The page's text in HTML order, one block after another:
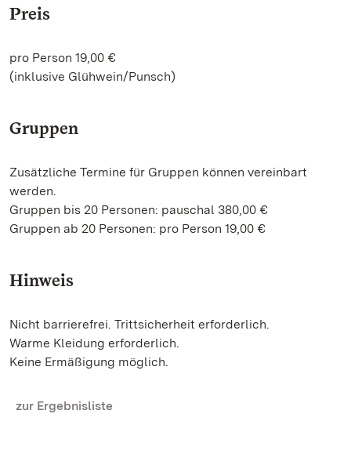
Preis
pro Person 19,00 €
(inklusive Glühwein/Punsch)
Gruppen
Zusätzliche Termine für Gruppen können vereinbart
werden.
Gruppen bis 20 Personen: pauschal 380,00 €
Gruppen ab 20 Personen: pro Person 19,00 €
Hinweis
Nicht barrierefrei. Trittsicherheit erforderlich.
Warme Kleidung erforderlich.
Keine Ermäßigung möglich.
zur Ergebnisliste